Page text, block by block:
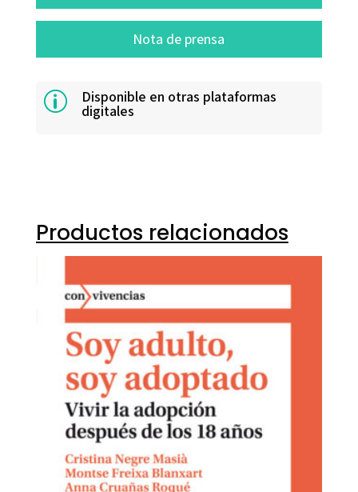
Nota de prensa
p Disponible en otras plataformas
digitales
Productos relacionados